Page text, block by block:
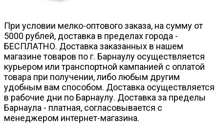
При условии мелко-оптового заказа, на сумму от
5000 рублей, доставка в пределах города -
БЕСПЛАТНО. Доставка заказанных в нашем
магазине товаров по г. Барнаулу осуществляется
курьером или транспортной кампанией с оплатой
товара при получении, либо любым другим
удобным вам способом. Доставка осуществляется
в рабочие дни по Барнаулу. Доставка за пределы
Барнаула - платная, согласовывается с
менеджером интернет-магазина.